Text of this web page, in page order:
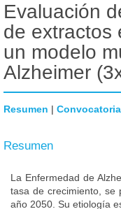
Evaluación
de extractos
un modelo
Alzheimer
Resumen | Convocatoria
Resumen
La Enfermedad de
tasa de crecimiento, se
año 2050. Su etiología